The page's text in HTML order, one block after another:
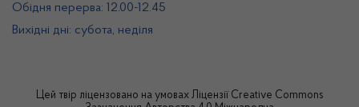
Обідня перерва: 12.00-12.45
Вихідні дні: субота, неділя
Цей твір ліцензовано на умовах Ліцензії Creative Commons